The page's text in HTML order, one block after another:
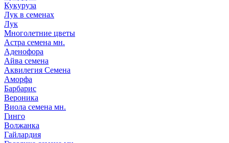
Кукуруза
Лук в семенах
Лук
Многолетние цветы
Астра семена мн.
Аденофора
Айва семена
Аквилегия Семена
Аморфа
Барбарис
Вероника
Виола семена мн.
Гинго
Волжанка
Гайлардия